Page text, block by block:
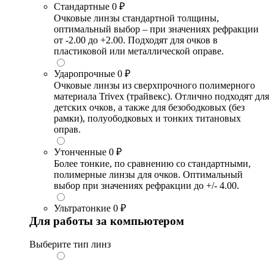
Стандартные 0 ₽
Очковые линзы стандартной толщины,
оптимальный выбор – при значениях рефракции
от -2.00 до +2.00. Подходят для очков в
пластиковой или металлической оправе.
Ударопрочные 0 ₽
Очковые линзы из сверхпрочного полимерного
материала Trivex (трайвекс). Отлично подходят для
детских очков, а также для безободковых (без
рамки), полуободковых и тонких титановых
оправ.
Утонченные 0 ₽
Более тонкие, по сравнению со стандартными,
полимерные линзы для очков. Оптимальный
выбор при значениях рефракции до +/- 4.00.
Ультратонкие 0 ₽
Для работы за компьютером
Выберите тип линз